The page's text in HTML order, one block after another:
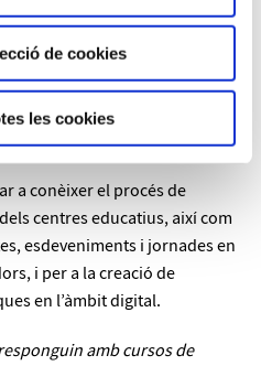
de cookies
les cookies
de la Competència digital
a conèixer el procés de
centres educatius, així com
esdeveniments i jornades en
i per a la creació de
en l’àmbit digital.
amb cursos de